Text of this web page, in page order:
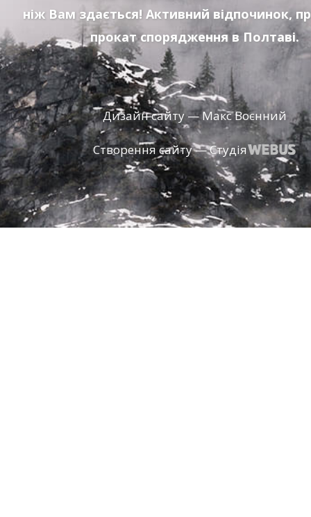
ніж Вам здається! Активний відпочинок,
прокат спорядження в Полтаві.
Дизайн сайту — Макс Воєнний
Створення сайту — Студія